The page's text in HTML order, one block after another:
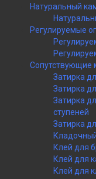
Натуральный
Регулируемые
Сопутствующие
Затирка
Затирка
Затирка
ступеней
Затирка
Клей для
Клей для
Клей для